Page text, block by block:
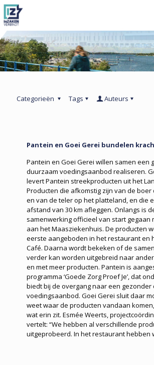
Categorieën Tags Auteurs
Pantein en Goei Gerei bundelen
Pantein en Goei Gerei willen samen een
duurzaam voedingsaanbod realiseren.
levert Pantein streekproducten uit het
Producten die afkomstig zijn van de boer
en van de teler op het platteland, en die
afstand van 30 km afleggen. Onlangs is
samenwerking officieel van start gegaan
aan het Maasziekenhuis. De producten
eerste aangeboden in het restaurant en
Café. Daarna wordt bekeken of de
verder kan worden uitgebreid naar
en met meer producten. Pantein is
programma ‘Goede Zorg Proef Je’, dat
biedt bij de overgang naar een
voedingsaanbod. Goei Gerei sluit daar
weet waar de producten vandaan
wat erin zit. Esmée Weerts,
vertelt: “We hebben al verschillende
uitgeprobeerd. In het restaurant hebben